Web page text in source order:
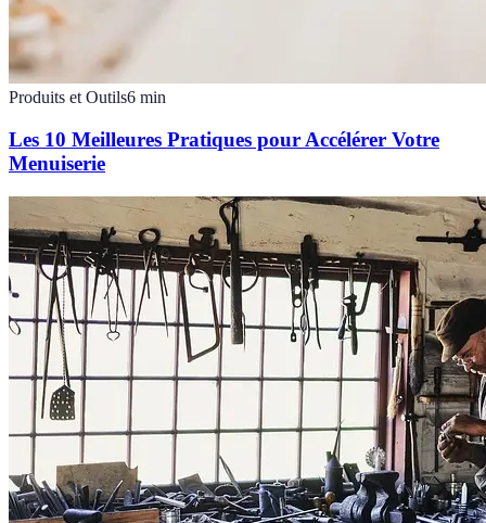
Produits et Outils6 min
Les 10 Meilleures Pratiques pour Accélérer Votre
Menuiserie